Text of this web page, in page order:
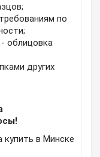
по
облицовка
других
в Минске